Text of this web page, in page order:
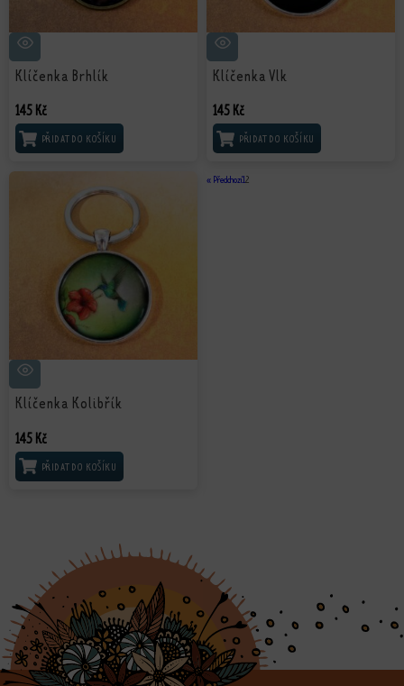
Klíčenka Brhlík
145 Kč
PŘIDAT DO KOŠÍKU
Klíčenka Vlk
145 Kč
PŘIDAT DO KOŠÍKU
Klíčenka Kolibřík
145 Kč
PŘIDAT DO KOŠÍKU
« Předchozí12